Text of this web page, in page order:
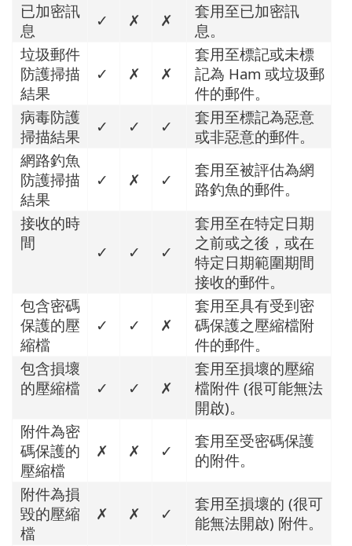
已加密訊
息
✓ ✗ ✗
套用至已加密訊
息。
垃圾郵件
防護掃描
結果
✓ ✗ ✗
套用至標記或未標
記為 Ham 或垃圾郵
件的郵件。
病毒防護
掃描結果
✓ ✓ ✓
套用至標記為惡意
或非惡意的郵件。
網路釣魚
防護掃描
結果
✓ ✗ ✓
套用至被評估為網
路釣魚的郵件。
接收的時
間
✓ ✓ ✓
套用至在特定日期
之前或之後，或在
特定日期範圍期間
接收的郵件。
包含密碼
保護的壓
縮檔
✓ ✓ ✗
套用至具有受到密
碼保護之壓縮檔附
件的郵件。
包含損壞
的壓縮檔
✓ ✓ ✗
套用至損壞的壓縮
檔附件 (很可能無法
開啟)。
附件為密
碼保護的
壓縮檔
✗ ✗ ✓
套用至受密碼保護
的附件。
附件為損
毀的壓縮
檔
✗ ✗ ✓
套用至損壞的 (很可
能無法開啟) 附件。